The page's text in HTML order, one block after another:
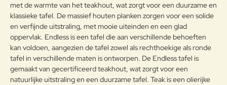
Note:HTML-code wordt niet vertaald!
Waardering:
Waarderin
g:
Slecht Goed
Verder
met de warmte van het teakhout, wat zorgt voor een duurzame en
klassieke tafel. De massief houten planken zorgen voor een solide
en verfijnde uitstraling, met mooie uiteinden en een glad
oppervlak. Endless is een tafel die aan verschillende behoeften
kan voldoen, aangezien de tafel zowel als rechthoekige als ronde
tafel in verschillende maten is ontworpen. De Endless tafel is
gemaakt van gecertificeerd teakhout, wat zorgt voor een
natuurlijke uitstraling en een duurzame tafel. Teak is een olierijke